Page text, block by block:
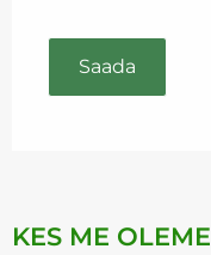
KES ME OLEME